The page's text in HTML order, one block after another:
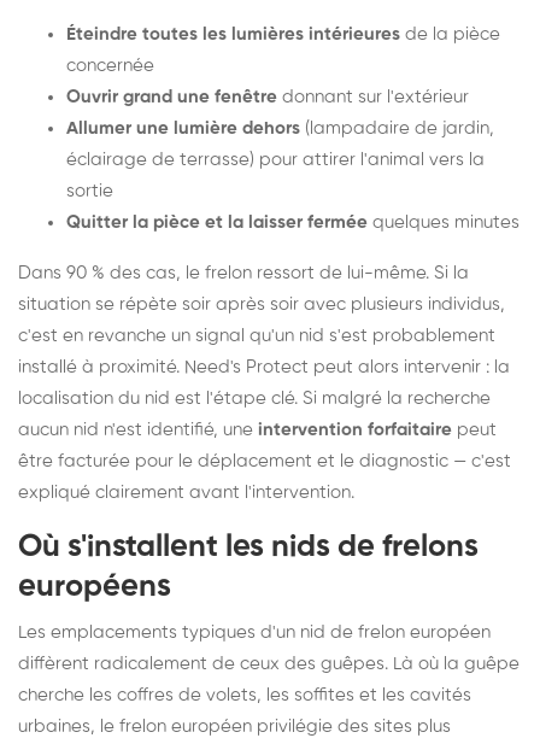
Éteindre toutes les lumières intérieures de la pièce
concernée
Ouvrir grand une fenêtre donnant sur l'extérieur
Allumer une lumière dehors (lampadaire de jardin,
éclairage de terrasse) pour attirer l'animal vers la
sortie
Quitter la pièce et la laisser fermée quelques minutes
Dans 90 % des cas, le frelon ressort de lui-même. Si la
situation se répète soir après soir avec plusieurs individus,
c'est en revanche un signal qu'un nid s'est probablement
installé à proximité. Need's Protect peut alors intervenir : la
localisation du nid est l'étape clé. Si malgré la recherche
aucun nid n'est identifié, une intervention forfaitaire peut
être facturée pour le déplacement et le diagnostic — c'est
expliqué clairement avant l'intervention.
Où s'installent les nids de frelons
européens
Les emplacements typiques d'un nid de frelon européen
diffèrent radicalement de ceux des guêpes. Là où la guêpe
cherche les coffres de volets, les soffites et les cavités
urbaines, le frelon européen privilégie des sites plus